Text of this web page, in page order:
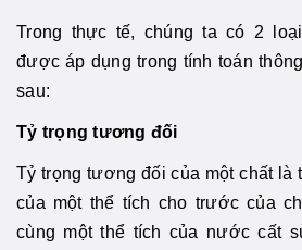
Trong thực tế, chúng ta có 2
được áp dụng trong tính toán
sau:
Tỷ trọng tương đối
Tỷ trọng tương đối của một chất
của một thể tích cho trước của
cùng một thể tích của nước cất